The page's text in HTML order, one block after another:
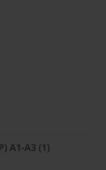
A1-A3 (1)